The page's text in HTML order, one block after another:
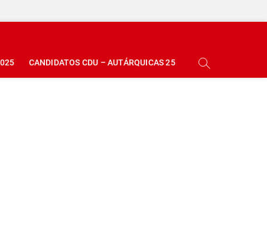
CANDIDATOS CDU – AUTÁRQUICAS 25